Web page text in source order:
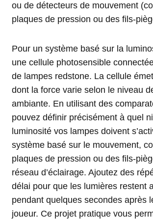
ou de détecteurs de mouvement
plaques de pression ou des fils-
Pour un système basé sur la
une cellule photosensible
de lampes redstone. La cellule
dont la force varie selon le niveau
ambiante. En utilisant des
pouvez définir précisément à quel
luminosité vos lampes doivent
système basé sur le mouvement,
plaques de pression ou des fils-
réseau d’éclairage. Ajoutez des
délai pour que les lumières restent
pendant quelques secondes après
joueur. Ce projet pratique vous